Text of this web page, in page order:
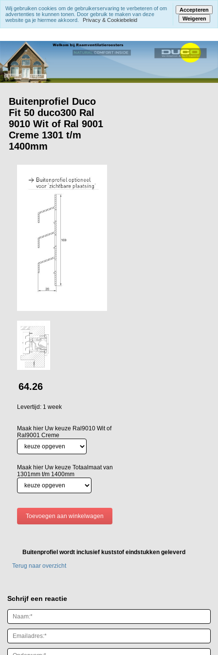
Buitenprofiel Duco
Fit 50 duco300 Ral
9010 Wit of Ral 9001
Creme 1301 t/m
1400mm
64.26
Levertijd: 1 week
Maak hier Uw keuze Ral9010 Wit of
Ral9001 Creme
Maak hier Uw keuze Totaalmaat van
1301mm t/m 1400mm
Buitenprofiel wordt inclusief kuststof eindstukken geleverd
Terug naar overzicht
Schrijf een reactie
Wij gebruiken cookies om de gebruikerservaring te verbeteren of om
advertenties te kunnen tonen. Door gebruik te maken van deze
website ga je hiermee akkoord.
Privacy & Cookiebeleid
Accepteren
Weigeren